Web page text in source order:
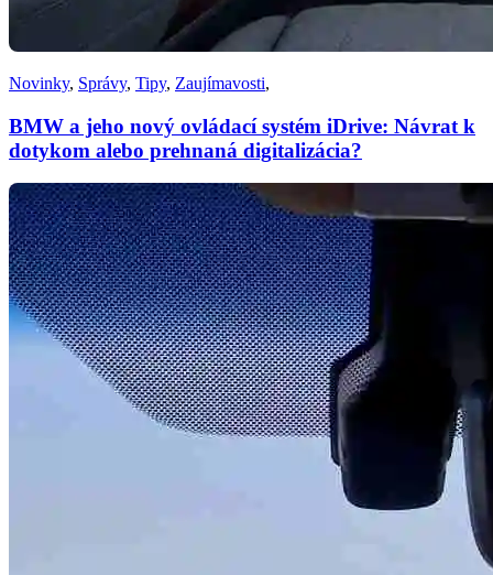
Novinky, Správy, Tipy, Zaujímavosti,
BMW a jeho nový ovládací systém iDrive: Návrat k
dotykom alebo prehnaná digitalizácia?